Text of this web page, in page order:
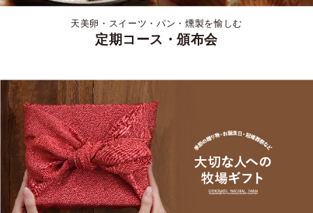
天美卵・スイーツ・パン・燻製を愉しむ
定期コース・頒布会